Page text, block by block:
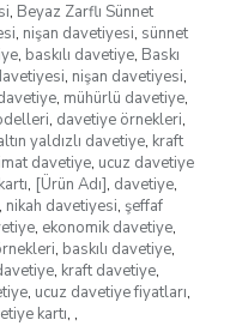
, Beyaz Zarflı Sünnet
, nişan davetiyesi, sünnet
, baskılı davetiye, Baskı
, nişan davetiyesi,
, mühürlü davetiye,
, davetiye örnekleri,
yaldızlı davetiye, kraft
davetiye, ucuz davetiye
, [Ürün Adı], davetiye,
, nikah davetiyesi, şeffaf
, ekonomik davetiye,
, baskılı davetiye,
, kraft davetiye,
, ucuz davetiye fiyatları,
kartı, ,